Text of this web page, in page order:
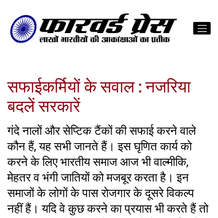
सफाईकर्मियों के सवाल : नजरिया
बदलें सरकारें
गंदे नालों और सेप्टिक टैंकों की सफाई करने वाले
कौन हैं, यह सभी जानते हैं। इस घृणित कार्य को
करने के लिए भारतीय समाज आज भी वाल्मीकि,
मेहतर व भंगी जातियों को मजबूर करता है। इन
समाजों के लोगों के पास रोजगार के दूसरे विकल्प
नहीं हैं। यदि वे कुछ करने का प्रयास भी करते हैं तो